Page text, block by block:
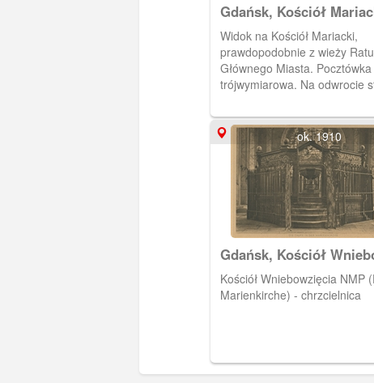
Gdańsk, Kościół
Widok na Kościół Mariacki,
prawdopodobnie z wieży
Głównego Miasta. Pocztówka
trójwymiarowa. Na odwrocie
ok. 1910
Gdańsk, Kościół
NMP (Die
chrzcielnica
Kościół Wniebowzięcia NMP
Marienkirche) - chrzcielnica